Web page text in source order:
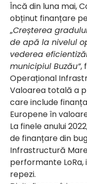
Încă din luna mai,
obținut finanțare
„Creșterea
de apă la nivelul
vederea
municipiul Buzău”,
Operațional
Valoarea totală a
care include
Europene în
La finele anului
de finanțare din
Infrastructură
performante
repezi.